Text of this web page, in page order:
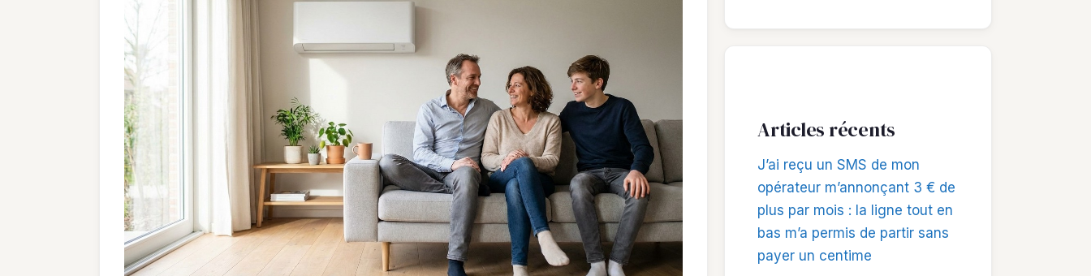
Articles récents
J’ai reçu un SMS de mon
opérateur m’annonçant 3 € de
plus par mois : la ligne tout en
bas m’a permis de partir sans
payer un centime